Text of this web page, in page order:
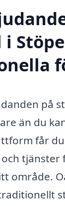
i
på
än du
får
tjänster
område.